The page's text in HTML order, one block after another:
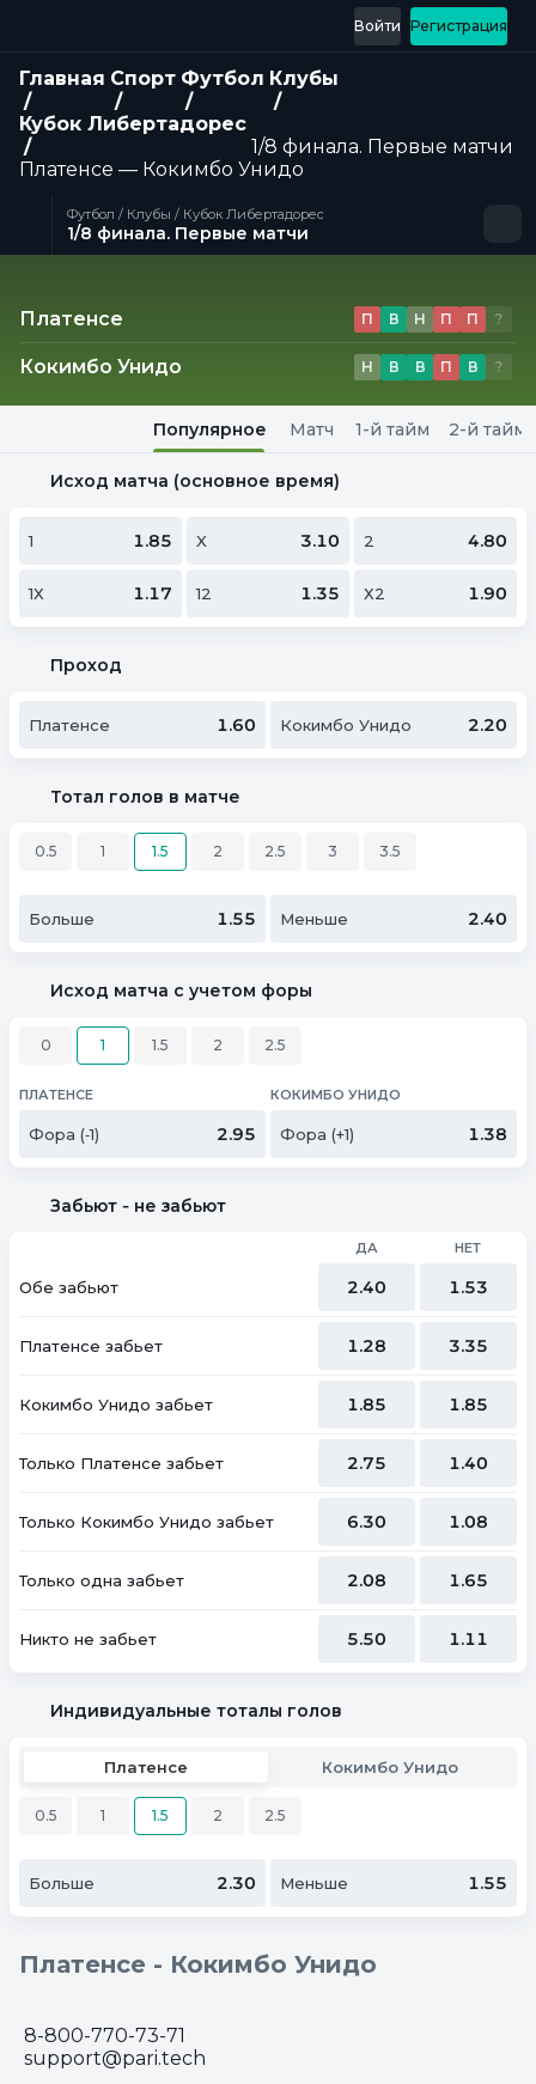
Регистрация
Войти
Главная Спорт Футбол Клубы
Кубок Либертадорес
1/8 финала. Первые матчи
Платенсе — Кокимбо Унидо
Футбол / Клубы / Кубок Либертадорес
1/8 финала. Первые матчи
Матч
Платенсе
Кокимбо Унидо
П В Н П П ?
Н В В П В ?
Популярное Матч 1-й тайм 2-й тайм
Исход матча (основное время)
1 1.85 X 3.10 2 4.80
1Х 1.17 12 1.35 Х2 1.90
Проход
Платенсе 1.60 Кокимбо Унидо 2.20
Тотал голов в матче
0.5 1 1.5 2 2.5 3 3.5
Больше 1.55 Меньше 2.40
Исход матча с учетом форы
0 1 1.5 2 2.5
ПЛАТЕНСЕ КОКИМБО УНИДО
Фора (‑1) 2.95 Фора (+1) 1.38
Забьют ‑ не забьют
ДА НЕТ
Обе забьют 2.40 1.53
Платенсе забьет 1.28 3.35
Кокимбо Унидо забьет 1.85 1.85
Только Платенсе забьет 2.75 1.40
Только Кокимбо Унидо забьет 6.30 1.08
Только одна забьет 2.08 1.65
Никто не забьет 5.50 1.11
Индивидуальные тоталы голов
Платенсе Кокимбо Унидо
0.5 1 1.5 2 2.5
Больше 2.30 Меньше 1.55
Платенсе - Кокимбо Унидо
8-800-770-73-71
support@pari.tech